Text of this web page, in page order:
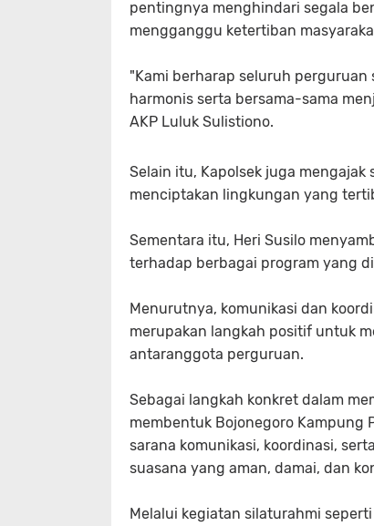
pentingnya menghindari segala
mengganggu ketertiban
"Kami berharap seluruh
harmonis serta bersama-sama
AKP Luluk Sulistiono.
Selain itu, Kapolsek juga
menciptakan lingkungan yang
Sementara itu, Heri Susilo
terhadap berbagai program yang
Menurutnya, komunikasi dan
merupakan langkah positif untuk
antaranggota perguruan.
Sebagai langkah konkret dalam
membentuk Bojonegoro Kampung
sarana komunikasi, koordinasi,
suasana yang aman, damai, dan
Melalui kegiatan silaturahmi